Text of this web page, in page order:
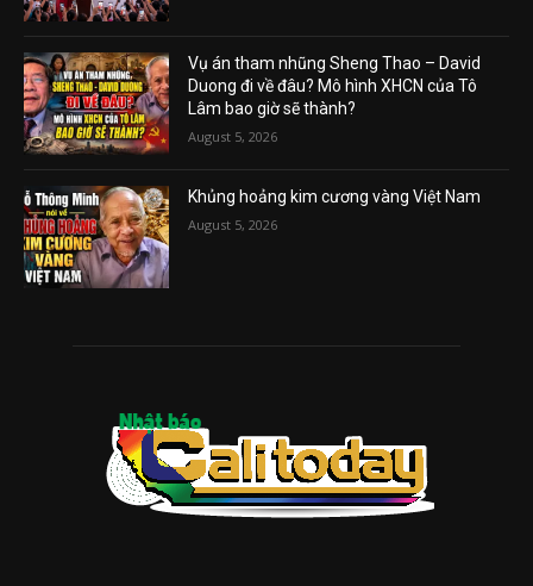
Vụ án tham nhũng Sheng Thao – David
Duong đi về đâu? Mô hình XHCN của Tô
Lâm bao giờ sẽ thành?
August 5, 2026
Khủng hoảng kim cương vàng Việt Nam
August 5, 2026